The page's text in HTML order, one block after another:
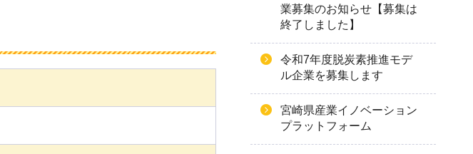
業募集のお知らせ【募集は
終了しました】
令和7年度脱炭素推進モデ
ル企業を募集します
宮崎県産業イノベーション
プラットフォーム